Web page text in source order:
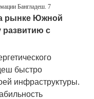
рынке Южной
развитию с
быстро
инфраструктуры.